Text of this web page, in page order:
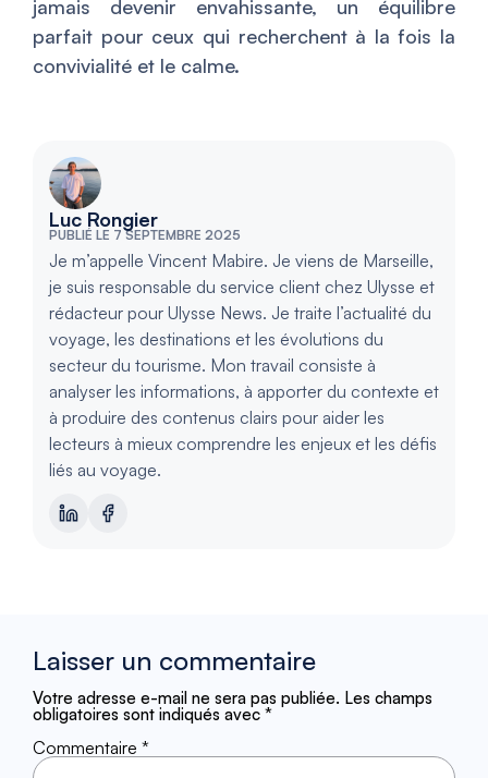
jamais devenir envahissante, un équilibre
parfait pour ceux qui recherchent à la fois la
convivialité et le calme.
Luc Rongier
PUBLIÉ LE 7 SEPTEMBRE 2025
Je m’appelle Vincent Mabire. Je viens de Marseille,
je suis responsable du service client chez Ulysse et
rédacteur pour Ulysse News. Je traite l’actualité du
voyage, les destinations et les évolutions du
secteur du tourisme. Mon travail consiste à
analyser les informations, à apporter du contexte et
à produire des contenus clairs pour aider les
lecteurs à mieux comprendre les enjeux et les défis
liés au voyage.
Laisser un commentaire
Votre adresse e-mail ne sera pas publiée. Les champs
obligatoires sont indiqués avec *
Commentaire *